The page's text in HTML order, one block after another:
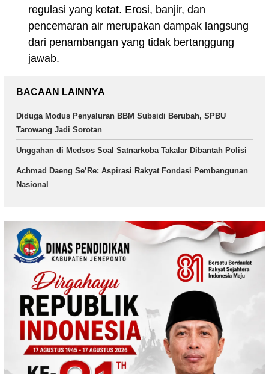
regulasi yang ketat. Erosi, banjir, dan
pencemaran air merupakan dampak langsung
dari penambangan yang tidak bertanggung
jawab.
BACAAN LAINNYA
Diduga Modus Penyaluran BBM Subsidi Berubah, SPBU
Tarowang Jadi Sorotan
Unggahan di Medsos Soal Satnarkoba Takalar Dibantah Polisi
Achmad Daeng Se’Re: Aspirasi Rakyat Fondasi Pembangunan
Nasional